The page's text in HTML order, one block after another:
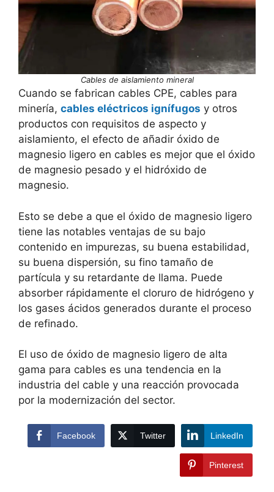
Cables de aislamiento mineral
Cuando se fabrican cables CPE, cables para
minería, cables eléctricos ignífugos y otros
productos con requisitos de aspecto y
aislamiento, el efecto de añadir óxido de
magnesio ligero en cables es mejor que el óxido
de magnesio pesado y el hidróxido de
magnesio.
Esto se debe a que el óxido de magnesio ligero
tiene las notables ventajas de su bajo
contenido en impurezas, su buena estabilidad,
su buena dispersión, su fino tamaño de
partícula y su retardante de llama. Puede
absorber rápidamente el cloruro de hidrógeno y
los gases ácidos generados durante el proceso
de refinado.
El uso de óxido de magnesio ligero de alta
gama para cables es una tendencia en la
industria del cable y una reacción provocada
por la modernización del sector.
Facebook Twitter LinkedIn
Pinterest